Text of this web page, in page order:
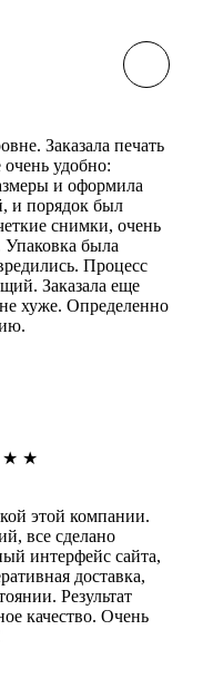
Заказала печать
удобно:
и оформила
и порядок был
снимки, очень
Упаковка была
Процесс
Заказала еще
хуже. Определенно
★ ★
этой компании.
все сделано
интерфейс сайта,
доставка,
Результат
качество. Очень